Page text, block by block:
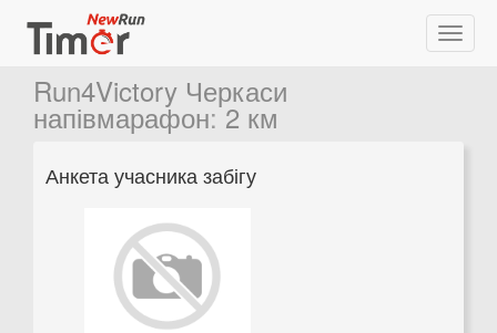
Run4Victory Черкаси
напівмарафон:2 км
Анкета учасника забігу